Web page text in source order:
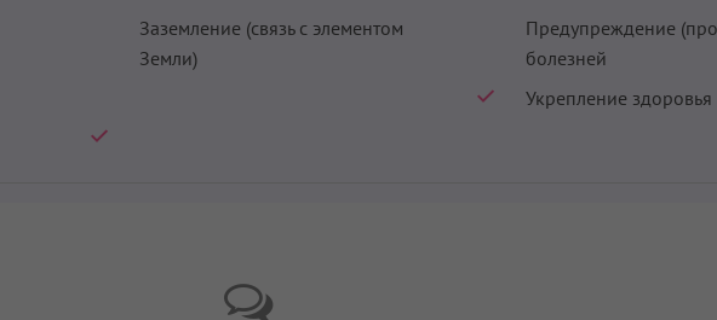
Заземление (связь с элементом
Земли)
Предупреждение
болезней
Укрепление здоровья